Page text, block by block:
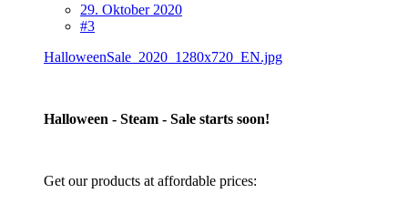
29. Oktober 2020
#3
HalloweenSale_2020_1280x720_EN.jpg
Halloween - Steam - Sale starts soon!
Get our products at affordable prices: